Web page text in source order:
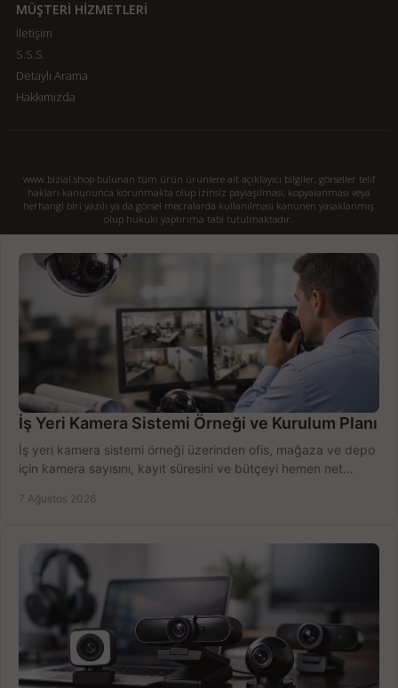
MÜŞTERİ HİZMETLERİ
İletişim
S.S.S.
Detaylı Arama
Hakkımızda
www.bizial.shop bulunan tüm ürün ürünlere ait açıklayıcı bilgiler, görseller telif
hakları kanununca korunmakta olup izinsiz paylaşılması, kopyalanması veya
herhangi biri yazılı ya da görsel mecralarda kullanılması kanunen yasaklanmış
olup hukuki yaptırıma tabi tutulmaktadır.
İş Yeri Kamera Sistemi Örneği ve Kurulum Planı
İş yeri kamera sistemi örneği üzerinden ofis, mağaza ve depo
için kamera sayısını, kayıt süresini ve bütçeyi hemen net
7 Ağustos 2026